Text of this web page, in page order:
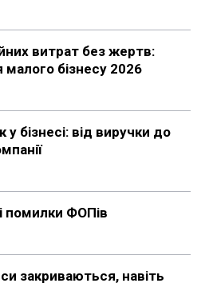
витрат без жертв:
бізнесу 2026
бізнесі: від виручки до
помилки ФОПів
закриваються, навіть